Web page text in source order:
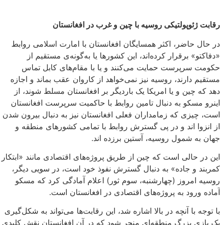
رقابت ژئوپولتیکی روسیه با چین و غرب در افغانستان
در حال حاضر، اکثر همسایگان افغانستان با امارت اسلامی روابط
«دفاکتو» برقرار کرده‌اند، این کشورها یا به‌گونه‌ی مستقیم از
حکومت سرپرست حمایت می‌کنند و یا با مقام‌های کابل تماس
مستقیم دارند، روسیه نیز نمی‌خواهد از کاروان عقب بماند و اجازه
دهد که چین و یا امریکا یک باردیگر بر افغانستان مسلط شوند، از
اینرو مسکو به دنبال تامین روابط با حاکمیت سرپرست افغانستان
است، چیزی که زمامداران فعلی افغانستان نیز به دنبال بیرون شدن
از انزوا اند و در پی گسترش روابط با تمامی کشورهای منطقه و
جهان به شمول روسیه، آستین برزده اند.
این در حالی است که چین از طریق پروژه‌های اقتصادی مانند «ابتکار
کمربند و جاده» به دنبال گسترش نفوذ خود است، در سویی دیگر،
روسیه امروز (چهارشنبه، سوم ثور) اعلام آمادگی کرد که مسکو
آماده ورود به پروژه‌های اقتصادی در افغانستان است.
با توجه با آنچه در بالا اشاره شد، این رقابت‌ها می‌تواند به شکل‌گیری
یک بازی بزرگ منطقه‌ای منجر شود که در آن افغانستان نقش کلیدی